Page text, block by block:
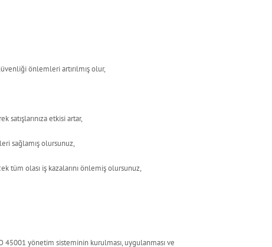
önlemleri artırılmış olur,
etkisi artar,
sağlamış olursunuz,
olası iş kazalarını önlemiş olursunuz,
45001 yönetim sisteminin kurulması, uygulanması ve